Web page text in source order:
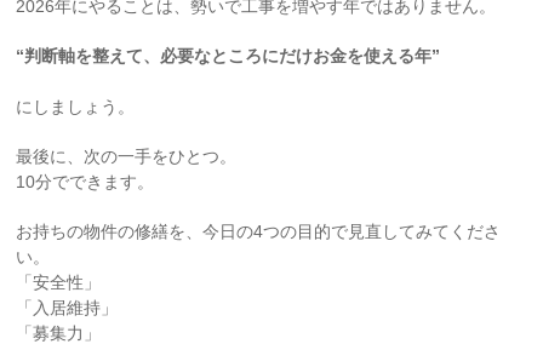
2026年にやることは、勢いで工事を増やす年ではありません。
“判断軸を整えて、必要なところにだけお金を使える年”
にしましょう。
最後に、次の一手をひとつ。
10分でできます。
お持ちの物件の修繕を、今日の4つの目的で見直してみてくださ
い。
「安全性」
「入居維持」
「募集力」